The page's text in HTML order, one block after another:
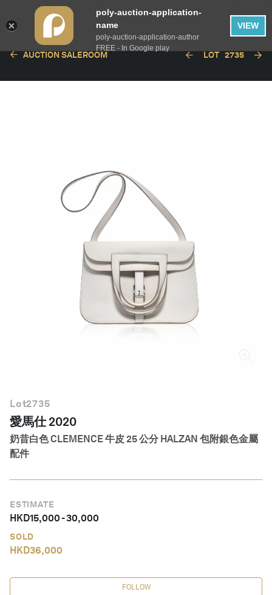
AUCTION SALEROOM LOT 2735
Lot2735
愛馬仕 2020
奶昔白色 CLEMENCE 牛皮 25 公分 HALZAN 包附銀色金屬
配件
ESTIMATE
HKD15,000-30,000
SOLD
HKD36,000
FOLLOW
poly-auction-application-
name
poly-auction-application-author
FREE - In Google play
VIEW